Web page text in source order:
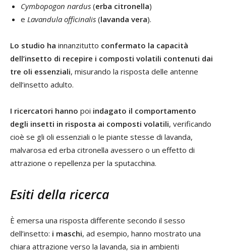
Cymbopogon nardus (erba citronella)
e Lavandula officinalis (lavanda vera).
Lo studio ha innanzitutto confermato la capacità
dell’insetto di recepire i composti volatili contenuti dai
tre oli essenziali, misurando la risposta delle antenne
dell’insetto adulto.
I ricercatori hanno poi indagato il comportamento
degli insetti in risposta ai composti volatili, verificando
cioè se gli oli essenziali o le piante stesse di lavanda,
malvarosa ed erba citronella avessero o un effetto di
attrazione o repellenza per la sputacchina.
Esiti della ricerca
È emersa una risposta differente secondo il sesso
dell’insetto: i maschi, ad esempio, hanno mostrato una
chiara attrazione verso la lavanda, sia in ambienti